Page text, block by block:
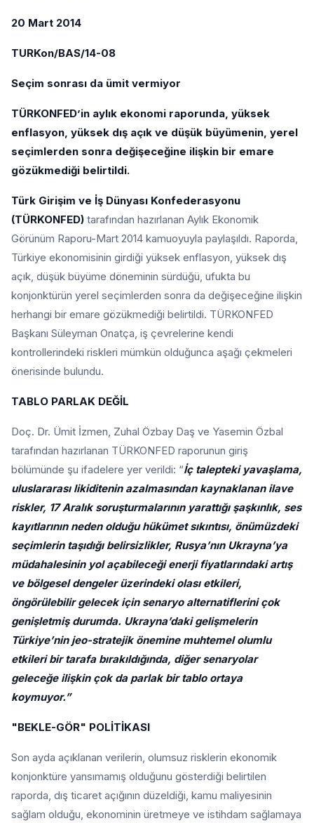
20 Mart 2014
TURKon/BAS/14-08
Seçim sonrası da ümit vermiyor
TÜRKONFED’in aylık ekonomi raporunda, yüksek
enflasyon, yüksek dış açık ve düşük büyümenin, yerel
seçimlerden sonra değişeceğine ilişkin bir emare
gözükmediği belirtildi.
Türk Girişim ve İş Dünyası Konfederasyonu
(TÜRKONFED) tarafından hazırlanan Aylık Ekonomik
Görünüm Raporu-Mart 2014 kamuoyuyla paylaşıldı. Raporda,
Türkiye ekonomisinin girdiği yüksek enflasyon, yüksek dış
açık, düşük büyüme döneminin sürdüğü, ufukta bu
konjonktürün yerel seçimlerden sonra da değişeceğine ilişkin
herhangi bir emare gözükmediği belirtildi. TÜRKONFED
Başkanı Süleyman Onatça, iş çevrelerine kendi
kontrollerindeki riskleri mümkün olduğunca aşağı çekmeleri
önerisinde bulundu.
TABLO PARLAK DEĞİL
Doç. Dr. Ümit İzmen, Zuhal Özbay Daş ve Yasemin Özbal
tarafından hazırlanan TÜRKONFED raporunun giriş
bölümünde şu ifadelere yer verildi: “İç talepteki yavaşlama,
uluslararası likiditenin azalmasından kaynaklanan ilave
riskler, 17 Aralık soruşturmalarının yarattığı şaşkınlık, ses
kayıtlarının neden olduğu hükümet sıkıntısı, önümüzdeki
seçimlerin taşıdığı belirsizlikler, Rusya’nın Ukrayna’ya
müdahalesinin yol açabileceği enerji fiyatlarındaki artış
ve bölgesel dengeler üzerindeki olası etkileri,
öngörülebilir gelecek için senaryo alternatiflerini çok
genişletmiş durumda. Ukrayna’daki gelişmelerin
Türkiye’nin jeo-stratejik önemine muhtemel olumlu
etkileri bir tarafa bırakıldığında, diğer senaryolar
geleceğe ilişkin çok da parlak bir tablo ortaya
koymuyor.”
"BEKLE-GÖR" POLİTİKASI
Son ayda açıklanan verilerin, olumsuz risklerin ekonomik
konjonktüre yansımamış olduğunu gösterdiği belirtilen
raporda, dış ticaret açığının düzeldiği, kamu maliyesinin
sağlam olduğu, ekonominin üretmeye ve istihdam sağlamaya